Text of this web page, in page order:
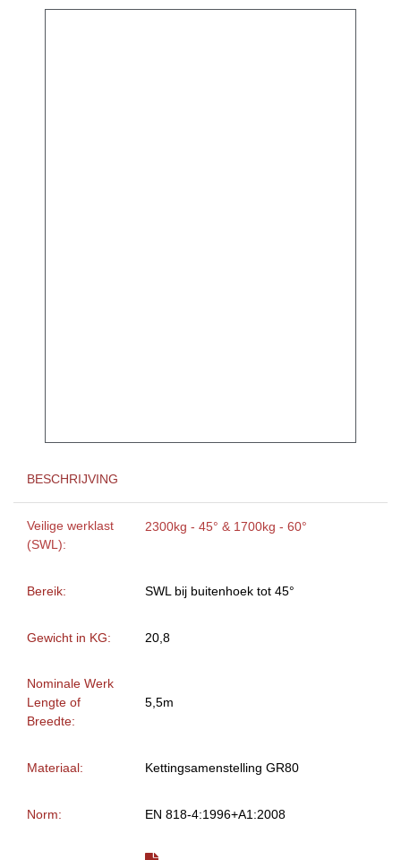
BESCHRIJVING
Veilige werklast
(SWL):
2300kg - 45° & 1700kg - 60°
Bereik: SWL bij buitenhoek tot 45°
Gewicht in KG: 20,8
Nominale Werk
Lengte of
Breedte:
5,5m
Materiaal: Kettingsamenstelling GR80
Norm: EN 818-4:1996+A1:2008